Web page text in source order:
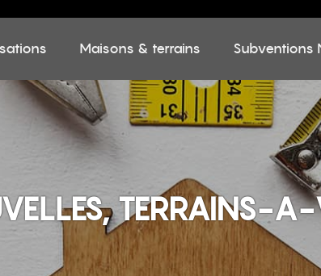
Maisons & terrains Subventions
TERRAINS-A-